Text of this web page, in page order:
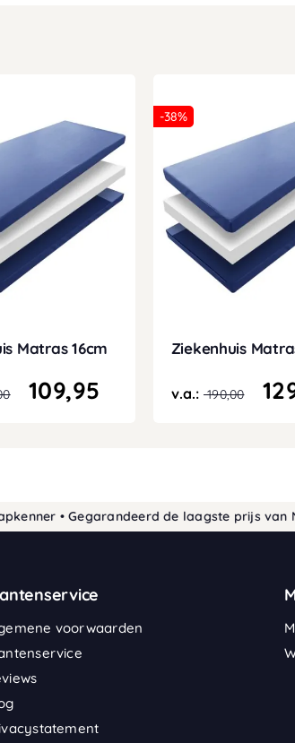
Matras 16cm
109,95
-38%
Ziekenhuis
v.a.: 190,00
• Gegarandeerd de laagste prijs van
voorwaarden